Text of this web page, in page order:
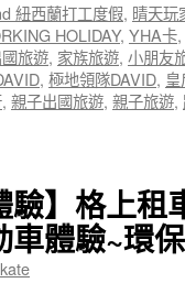
李
箱
登
機
箱
香
港
親
子
紐西蘭打工度假, 晴天玩
HOLIDAY, YHA卡,
旅遊, 家族旅遊, 小朋友
, 極地領隊DAVID,
, 親子出國旅遊, 親子旅遊,
驗】格上
車體驗~環
kate